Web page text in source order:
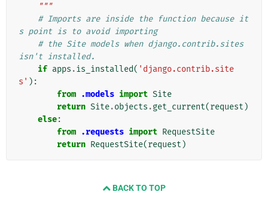
    """
# Imports are inside the function because it
s point is to avoid importing
# the Site models when django.contrib.sites
isn't installed.
if apps .is_installed( 'django.contrib.site
s' ):
from .models import Site
return Site.objects .get_current(request )
else:
from .requests import RequestSite
return RequestSite(request )
BACK TO TOP